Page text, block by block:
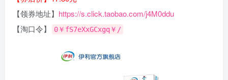
【领券地址】 https://s.click.taobao.com/j4M0ddu
【淘口令】
0￥fS7eXxGCxgq￥/